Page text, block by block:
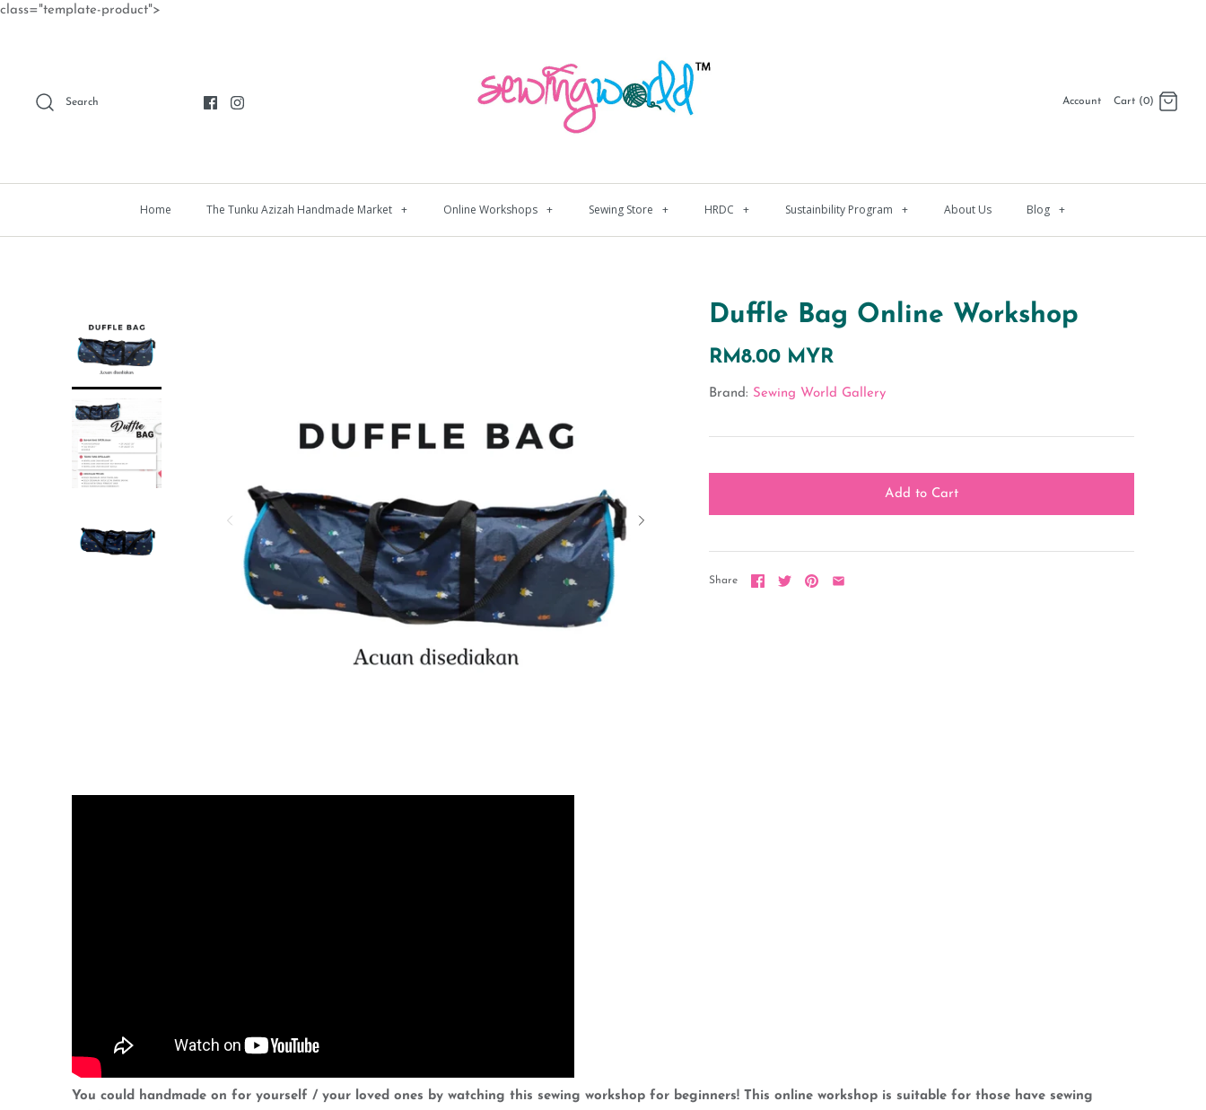
class="template-product">
Search Account Cart (0)
Home The Tunku Azizah Handmade Market + Online Workshops + Sewing Store + HRDC + Sustainbility Program + About Us Blog +
Duffle Bag Online Workshop
RM8.00 MYR
Brand: Sewing World Gallery
Share
You could handmade on for yourself / your loved ones by watching this sewing workshop for beginners! This online workshop is suitable for those have sewing